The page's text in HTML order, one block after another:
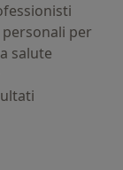
per
salute